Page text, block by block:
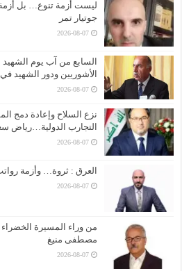
ليست أزمة تنوع… بل أزمة
جوتيار تمر
2026-08-07
السابع من آب يوم
الأشوريين ودور الشهيد
2026-08-07
نزع السلاح وإعادة دمج
التجارب الدولية…رياض
2026-08-07
العرق : ثروة… وأزمة
2026-08-07
من وراء المسيرة
مصطفى منيغ
2026-08-07